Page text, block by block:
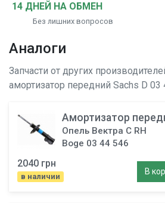
14 ДНЕЙ НА ОБМЕН
Без лишних вопросов
Аналоги
Запчасти от других
амортизатор передний Sachs D 03
Амортизатор
Опель Вектра C RH
Boge 03 44 546
2040 грн
в наличии
В